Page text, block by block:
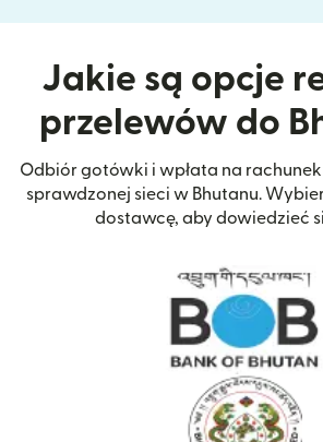
Jakie są opcje
przelewów do
Odbiór gotówki i wpłata na
sprawdzonej sieci w Bhutanu.
dostawcę, aby dowiedzieć